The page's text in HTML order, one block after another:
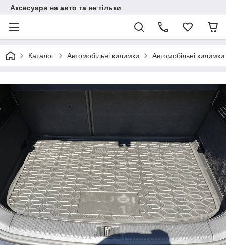
Аксесуари на авто та не тільки
Каталог Автомобільні килимки Автомобільні